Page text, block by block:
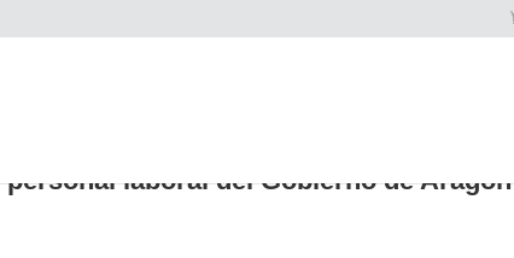
laboral del Gobierno de Aragón